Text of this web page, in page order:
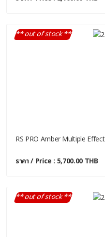
** out of stock **
RS PRO Amber Multiple
ราคา / Price : 5,700.00 THB
** out of stock **